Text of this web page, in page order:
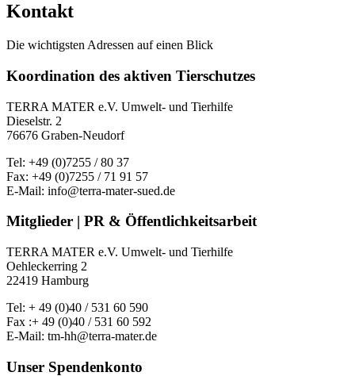
Kontakt
Die wichtigsten Adressen auf einen Blick
Koordination des aktiven Tierschutzes
TERRA MATER e.V. Umwelt- und Tierhilfe
Dieselstr. 2
76676 Graben-Neudorf
Tel: +49 (0)7255 / 80 37
Fax: +49 (0)7255 / 71 91 57
E-Mail: info@terra-mater-sued.de
Mitglieder | PR & Öffentlichkeitsarbeit
TERRA MATER e.V. Umwelt- und Tierhilfe
Oehleckerring 2
22419 Hamburg
Tel: + 49 (0)40 / 531 60 590
Fax :+ 49 (0)40 / 531 60 592
E-Mail: tm-hh@terra-mater.de
Unser Spendenkonto